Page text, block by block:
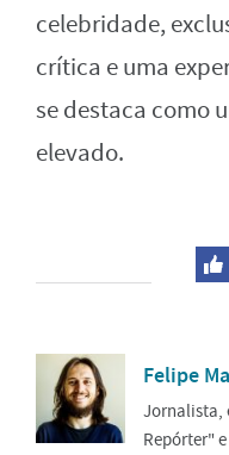
celebridade,
crítica e uma
se destaca como
elevado.
Felipe
Jornalista,
Repórter"